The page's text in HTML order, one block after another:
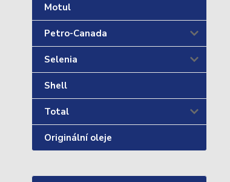
Motul
Petro-Canada
Selenia
Shell
Total
Originální oleje